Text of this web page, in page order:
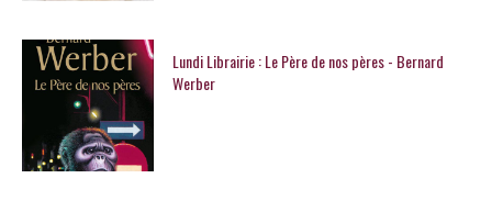
Lundi Librairie : Le Père de nos pères - Bernard
Werber